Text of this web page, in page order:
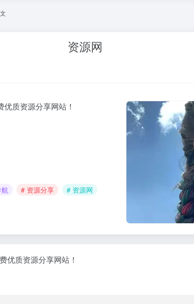
资源网
质资源分享网站！
# 资源分享
# 资源网
优质资源分享网站！